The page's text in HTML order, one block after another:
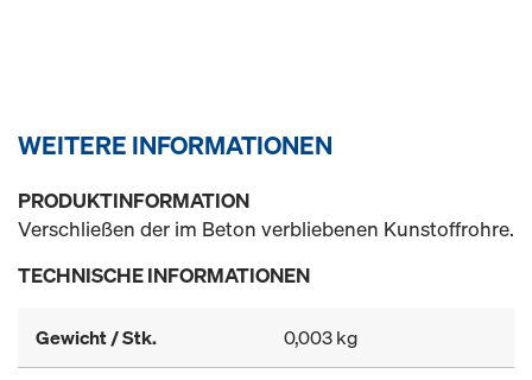
WEITERE INFORMATIONEN
PRODUKTINFORMATION
Verschließen der im Beton verbliebenen Kunstoffrohre.
TECHNISCHE INFORMATIONEN
Gewicht / Stk. 0,003 kg